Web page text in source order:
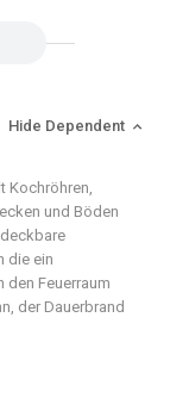
Hide Dependent
Kochröhren,
und Böden
die ein
den Feuerraum
der Dauerbrand